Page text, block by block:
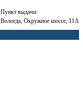
Пункт выдачи:
Вологда, Окружное шоссе, 11А